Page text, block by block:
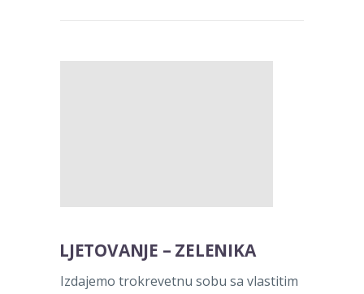
LJETOVANJE – ZELENIKA
Izdajemo trokrevetnu sobu sa vlastitim